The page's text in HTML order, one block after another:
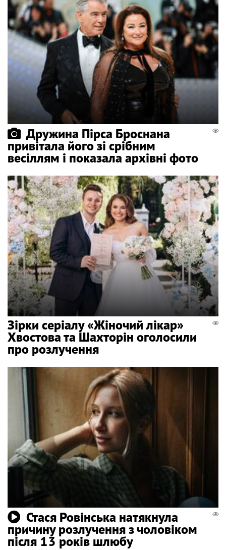
Дружина Пірса Броснана
привітала його зі срібним
весіллям і показала архівні фото
Зірки серіалу «Жіночий лікар»
Хвостова та Шахторін оголосили
про розлучення
Стася Ровінська натякнула
причину розлучення з чоловіком
після 13 років шлюбу